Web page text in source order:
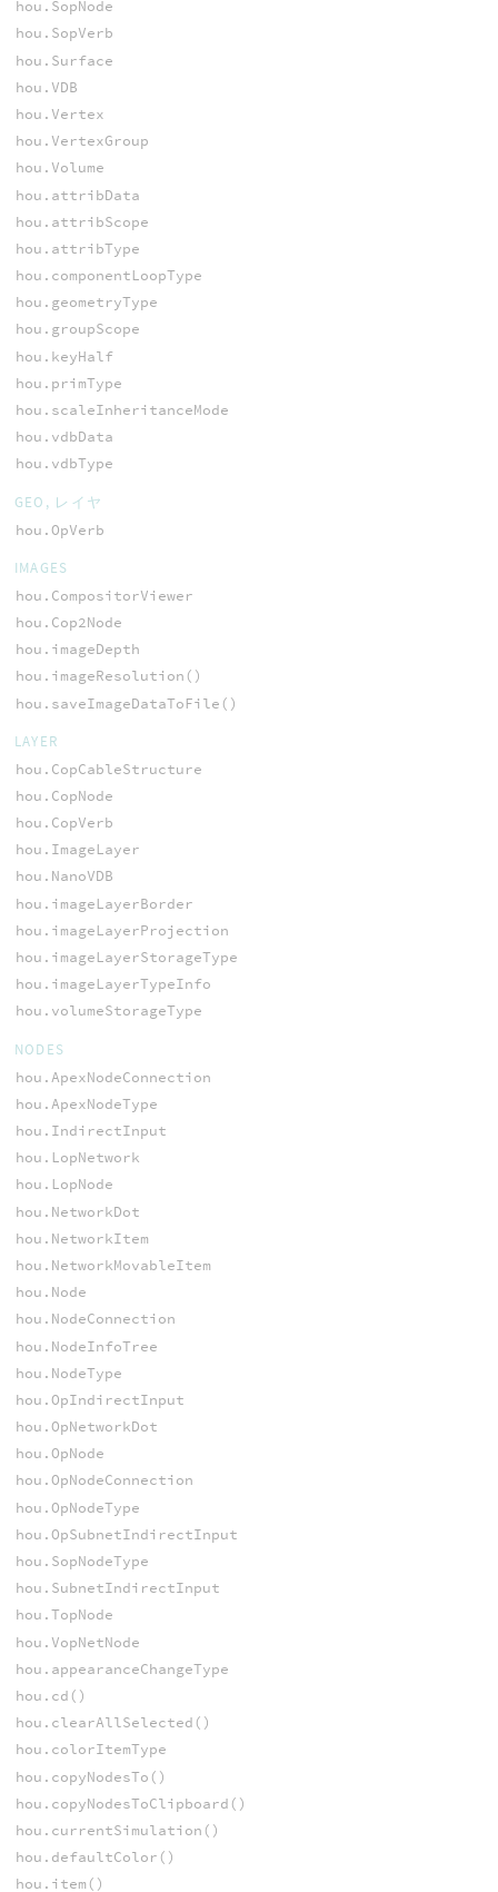
hou.SopNode
hou.SopVerb
hou.Surface
hou.VDB
hou.Vertex
hou.VertexGroup
hou.Volume
hou.attribData
hou.attribScope
hou.attribType
hou.componentLoopType
hou.geometryType
hou.groupScope
hou.keyHalf
hou.primType
hou.scaleInheritanceMode
hou.vdbData
hou.vdbType
GEO, レイヤ
hou.OpVerb
IMAGES
hou.CompositorViewer
hou.Cop2Node
hou.imageDepth
hou.imageResolution()
hou.saveImageDataToFile()
LAYER
hou.CopCableStructure
hou.CopNode
hou.CopVerb
hou.ImageLayer
hou.NanoVDB
hou.imageLayerBorder
hou.imageLayerProjection
hou.imageLayerStorageType
hou.imageLayerTypeInfo
hou.volumeStorageType
NODES
hou.ApexNodeConnection
hou.ApexNodeType
hou.IndirectInput
hou.LopNetwork
hou.LopNode
hou.NetworkDot
hou.NetworkItem
hou.NetworkMovableItem
hou.Node
hou.NodeConnection
hou.NodeInfoTree
hou.NodeType
hou.OpIndirectInput
hou.OpNetworkDot
hou.OpNode
hou.OpNodeConnection
hou.OpNodeType
hou.OpSubnetIndirectInput
hou.SopNodeType
hou.SubnetIndirectInput
hou.TopNode
hou.VopNetNode
hou.appearanceChangeType
hou.cd()
hou.clearAllSelected()
hou.colorItemType
hou.copyNodesTo()
hou.copyNodesToClipboard()
hou.currentSimulation()
hou.defaultColor()
hou.item()